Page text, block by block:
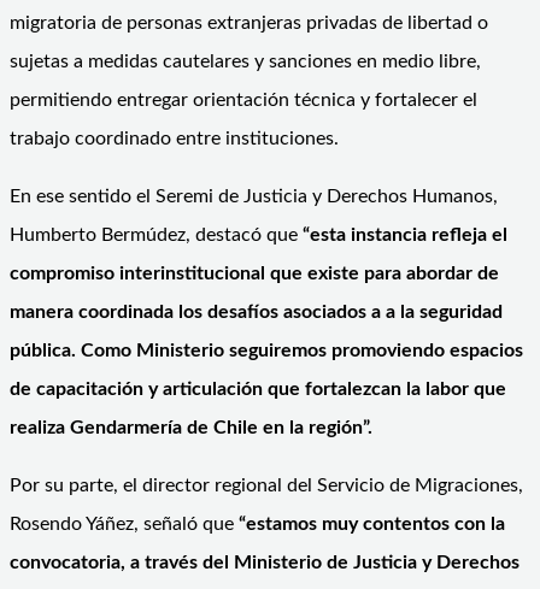
migratoria de personas extranjeras privadas de libertad o
sujetas a medidas cautelares y sanciones en medio libre,
permitiendo entregar orientación técnica y fortalecer el
trabajo coordinado entre instituciones.
En ese sentido el Seremi de Justicia y Derechos Humanos,
Humberto Bermúdez, destacó que “esta instancia refleja el
compromiso interinstitucional que existe para abordar de
manera coordinada los desafíos asociados a a la seguridad
pública. Como Ministerio seguiremos promoviendo espacios
de capacitación y articulación que fortalezcan la labor que
realiza Gendarmería de Chile en la región”.
Por su parte, el director regional del Servicio de Migraciones,
Rosendo Yáñez, señaló que “estamos muy contentos con la
convocatoria, a través del Ministerio de Justicia y Derechos